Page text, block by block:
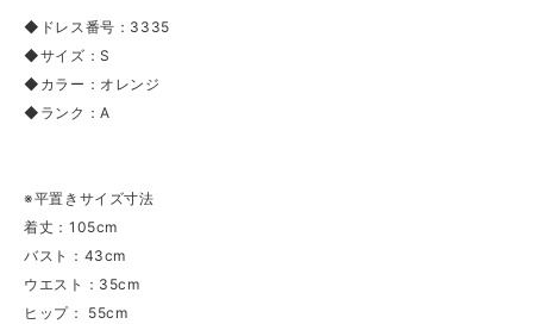
◆ドレス番号：3335
◆サイズ：S
◆カラー：オレンジ
◆ランク：A
※平置きサイズ寸法
着丈：105cm
バスト：43cm
ウエスト：35cm
ヒップ： 55cm